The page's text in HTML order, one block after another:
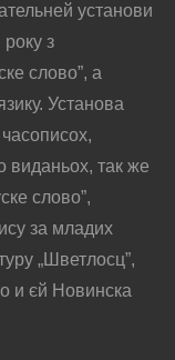
установи
з
слово”, а
Установа
виданьох, так же
слово”,
за младих
„Шветлосц”,
и єй Новинска